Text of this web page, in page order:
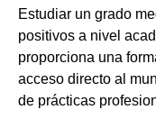
Estudiar un grado
positivos a nivel
proporciona una
acceso directo al
de prácticas